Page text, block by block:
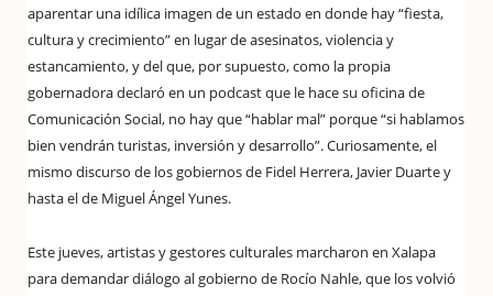
aparentar una idílica imagen de un estado en donde hay “fiesta,
cultura y crecimiento” en lugar de asesinatos, violencia y
estancamiento, y del que, por supuesto, como la propia
gobernadora declaró en un podcast que le hace su oficina de
Comunicación Social, no hay que “hablar mal” porque “si hablamos
bien vendrán turistas, inversión y desarrollo”. Curiosamente, el
mismo discurso de los gobiernos de Fidel Herrera, Javier Duarte y
hasta el de Miguel Ángel Yunes.
Este jueves, artistas y gestores culturales marcharon en Xalapa
para demandar diálogo al gobierno de Rocío Nahle, que los volvió